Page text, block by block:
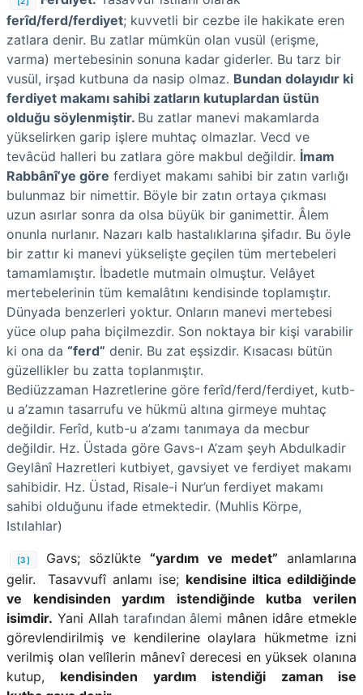
ferîd/ferd/ferdiyet; kuvvetli bir cezbe ile hakikate eren
zatlara denir. Bu zatlar mümkün olan vusül (erişme,
varma) mertebesinin sonuna kadar giderler. Bu tarz bir
vusül, irşad kutbuna da nasip olmaz. Bundan dolayıdır ki
ferdiyet makamı sahibi zatların kutuplardan üstün
olduğu söylenmiştir. Bu zatlar manevi makamlarda
yükselirken garip işlere muhtaç olmazlar. Vecd ve
tevâcüd halleri bu zatlara göre makbul değildir. İmam
Rabbânî’ye göre ferdiyet makamı sahibi bir zatın varlığı
bulunmaz bir nimettir. Böyle bir zatın ortaya çıkması
uzun asırlar sonra da olsa büyük bir ganimettir. Âlem
onunla nurlanır. Nazarı kalb hastalıklarına şifadır. Bu öyle
bir zattır ki manevi yükselişte geçilen tüm mertebeleri
tamamlamıştır. İbadetle mutmain olmuştur. Velâyet
mertebelerinin tüm kemalâtını kendisinde toplamıştır.
Dünyada benzerleri yoktur. Onların manevi mertebesi
yüce olup paha biçilmezdir. Son noktaya bir kişi varabilir
ki ona da “ferd” denir. Bu zat eşsizdir. Kısacası bütün
güzellikler bu zatta toplanmıştır.
Bediüzzaman Hazretlerine göre ferîd/ferd/ferdiyet, kutb-
u a’zamın tasarrufu ve hükmü altına girmeye muhtaç
değildir. Ferîd, kutb-u a’zamı tanımaya da mecbur
değildir. Hz. Üstada göre Gavs-ı A’zam şeyh Abdulkadir
Geylânî Hazretleri kutbiyet, gavsiyet ve ferdiyet makamı
sahibidir. Hz. Üstad, Risale-i Nur’un ferdiyet makamı
sahibi olduğunu ifade etmektedir. (Muhlis Körpe,
Istılahlar)
[3] Gavs; sözlükte“yardım ve medet” anlamlarına
gelir.
Tasavvufî anlamı ise; kendisine iltica edildiğinde
ve kendisinden yardım istendiğinde kutba verilen
isimdir. Yani Allah tarafından âlemi mânen idâre etmekle
görevlendirilmiş ve kendilerine olaylara hükmetme izni
verilmiş olan velîlerin mânevî derecesi en yüksek olanına
kutup, kendisinden yardım istendiği zaman ise